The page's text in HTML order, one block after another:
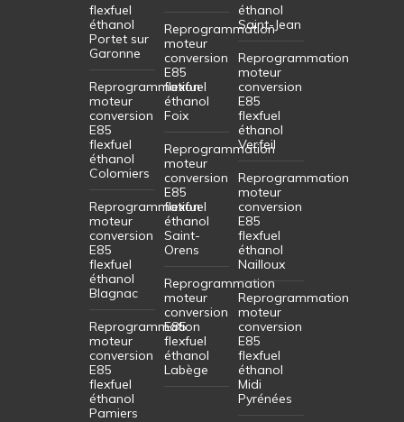
flexfuel
éthanol
Portet sur
Garonne
Reprogrammation
moteur
conversion
E85
flexfuel
éthanol
Colomiers
Reprogrammation
moteur
conversion
E85
flexfuel
éthanol
Blagnac
Reprogrammation
moteur
conversion
E85
flexfuel
éthanol
Pamiers
Reprogrammation
moteur
conversion
E85
flexfuel
éthanol
Foix
Reprogrammation
moteur
conversion
E85
flexfuel
éthanol
Saint-
Orens
Reprogrammation
moteur
conversion
E85
flexfuel
éthanol
Labège
éthanol
Saint-Jean
Reprogrammation
moteur
conversion
E85
flexfuel
éthanol
Verfeil
Reprogrammation
moteur
conversion
E85
flexfuel
éthanol
Nailloux
Reprogrammation
moteur
conversion
E85
flexfuel
éthanol
Midi
Pyrénées